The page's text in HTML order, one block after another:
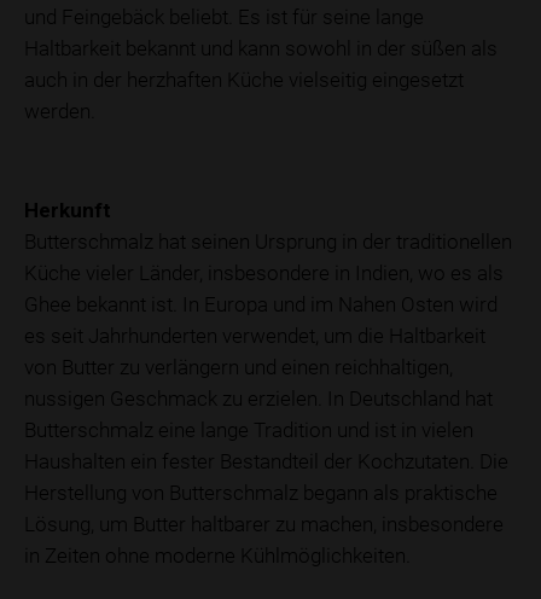
und Feingebäck beliebt. Es ist für seine lange
Haltbarkeit bekannt und kann sowohl in der süßen als
auch in der herzhaften Küche vielseitig eingesetzt
werden.
Herkunft
Butterschmalz hat seinen Ursprung in der traditionellen
Küche vieler Länder, insbesondere in Indien, wo es als
Ghee bekannt ist. In Europa und im Nahen Osten wird
es seit Jahrhunderten verwendet, um die Haltbarkeit
von Butter zu verlängern und einen reichhaltigen,
nussigen Geschmack zu erzielen. In Deutschland hat
Butterschmalz eine lange Tradition und ist in vielen
Haushalten ein fester Bestandteil der Kochzutaten. Die
Herstellung von Butterschmalz begann als praktische
Lösung, um Butter haltbarer zu machen, insbesondere
in Zeiten ohne moderne Kühlmöglichkeiten.